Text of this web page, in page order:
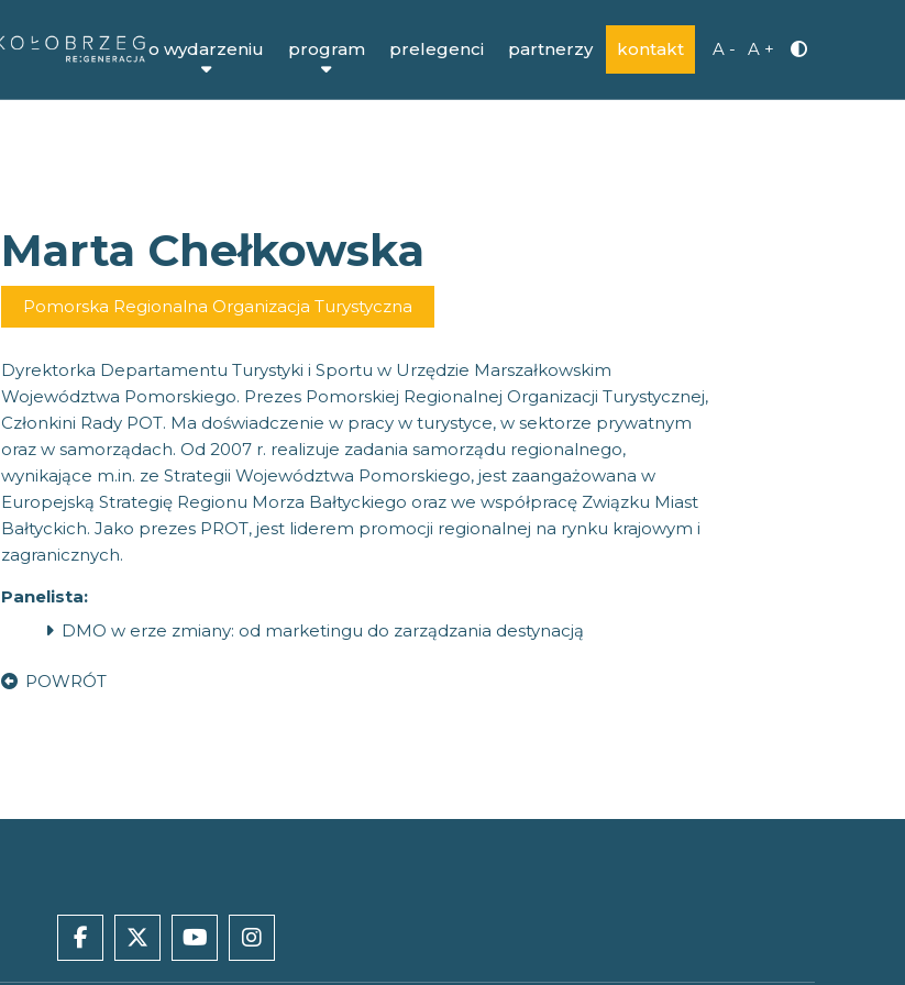
A - A +
o wydarzeniu program prelegenci partnerzy kontakt
Marta Chełkowska
Pomorska Regionalna Organizacja Turystyczna
Dyrektorka Departamentu Turystyki i Sportu w Urzędzie Marszałkowskim
Województwa Pomorskiego. Prezes Pomorskiej Regionalnej Organizacji Turystycznej,
Członkini Rady POT. Ma doświadczenie w pracy w turystyce, w sektorze prywatnym
oraz w samorządach. Od 2007 r. realizuje zadania samorządu regionalnego,
wynikające m.in. ze Strategii Województwa Pomorskiego, jest zaangażowana w
Europejską Strategię Regionu Morza Bałtyckiego oraz we współpracę Związku Miast
Bałtyckich. Jako prezes PROT, jest liderem promocji regionalnej na rynku krajowym i
zagranicznych.
Panelista:
DMO w erze zmiany: od marketingu do zarządzania destynacją
POWRÓT
facebook x youtube instagram